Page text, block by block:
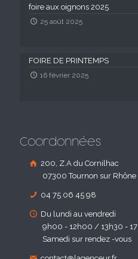
foire aux oignons 2025
25 août 2025
FOIRE DE PRINTEMPS
16 février 2025
Coordonnées
200, Z.A du Cornilhac
07300 Tournon sur Rhône
04 75 06 45 98
Du lundi au vendredi
9h00 - 12h00 / 13h30 -
Samedi sur rendez -vous